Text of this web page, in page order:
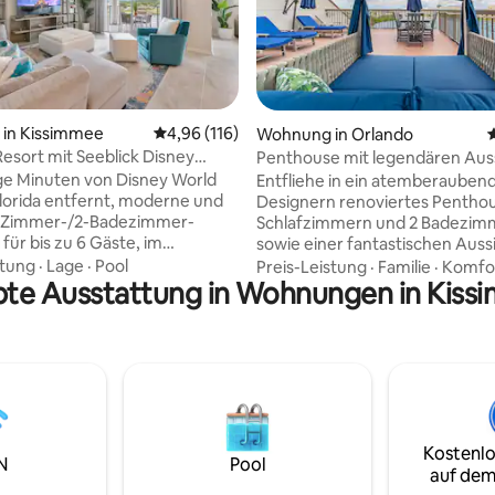
4,95 von 5, 37 Bewertungen
Kissimmee Durchschnittliche Bewertung: 4,96 von 5,
4,96 (116)
mit Seeblick Disney
Minuten von Disney World
entfernt, moderne und
2-Badezimmer-
bis zu 6 Gäste, im
Storey Lake Resort.
Clubhaus- und
Annehmlichkeiten:
von DISNEY, 25
von den UNIVERSAL
und 18 Autominuten von SEA
· Lage · Pool
Wohnung in Orlando
Penthouse mit legendären
Entfliehe in ein
Designern renoviertes
Schlafzimmern und 2
sowie einer fantastischen
den See und vier Themenparks.
luxuriöse Rückzugsort bietet
Platz für 4 Personen und
Resorts wie Pools, einem
und Tennisplätzen. Diese
Unterkunft im The Enclave ist
einen Luxusurlaub und bietet
unvergessliches Erlebnis mit
Preis-Leistung · Familie ·
Ausstattung in Wohnungen in
Pool
auf